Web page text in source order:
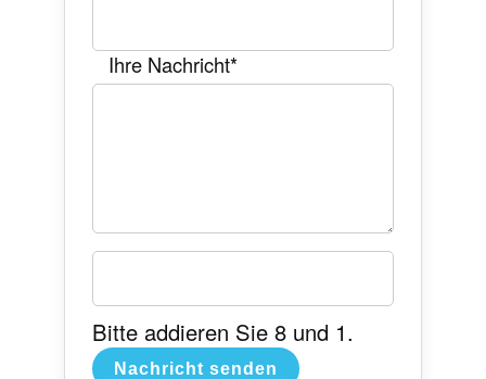
Ihre Nachricht*
Bitte addieren Sie 8 und 1.
Nachricht senden